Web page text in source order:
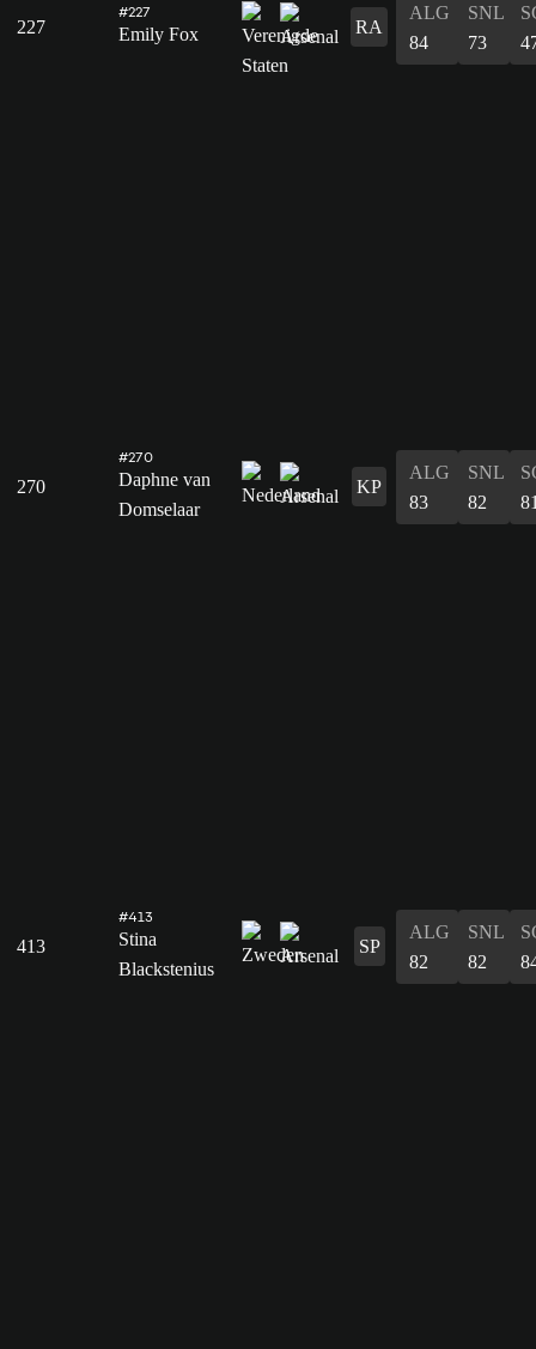
227
#227
Emily Fox RA
ALG
84
SNL
73
270
#270
Daphne van
Domselaar
KP
ALG
83
SNL
82
413
#413
Stina
Blackstenius
SP
ALG
82
SNL
82